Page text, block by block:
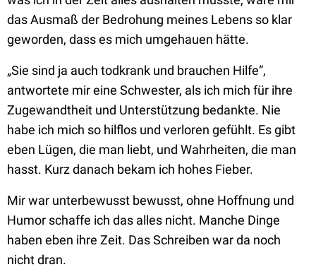
das Ausmaß der Bedrohung meines Lebens so klar
geworden, dass es mich umgehauen hätte.
„Sie sind ja auch todkrank und brauchen Hilfe”,
antwortete mir eine Schwester, als ich mich für ihre
Zugewandtheit und Unterstützung bedankte. Nie
habe ich mich so hilflos und verloren gefühlt. Es gibt
eben Lügen, die man liebt, und Wahrheiten, die man
hasst. Kurz danach bekam ich hohes Fieber.
Mir war unterbewusst bewusst, ohne Hoffnung und
Humor schaffe ich das alles nicht. Manche Dinge
haben eben ihre Zeit. Das Schreiben war da noch
nicht dran.